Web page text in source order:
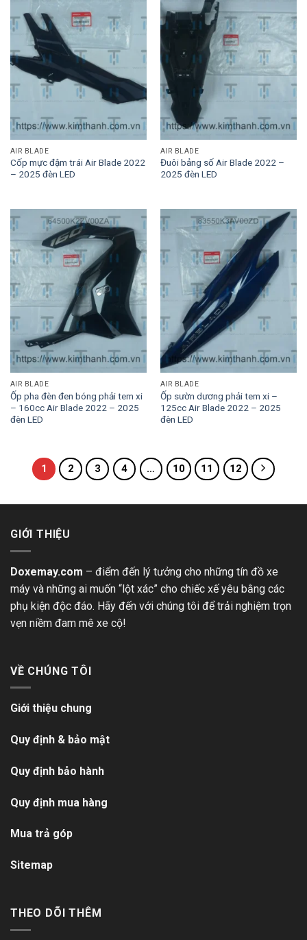
AIR BLADE
Cốp mực đậm trái Air Blade 2022
– 2025 đèn LED
AIR BLADE
Đuôi bảng số Air Blade 2022 –
2025 đèn LED
AIR BLADE
Ốp pha đèn đen bóng phải tem xi
– 160cc Air Blade 2022 – 2025
đèn LED
AIR BLADE
Ốp sườn dương phải tem xi –
125cc Air Blade 2022 – 2025
đèn LED
1 2 3 4 … 10 11 12
GIỚI THIỆU
Doxemay.com – điểm đến lý tưởng cho những tín đồ xe
máy và những ai muốn “lột xác” cho chiếc xế yêu bằng các
phụ kiện độc đáo. Hãy đến với chúng tôi để trải nghiệm trọn
vẹn niềm đam mê xe cộ!
VỀ CHÚNG TÔI
Giới thiệu chung
Quy định & bảo mật
Quy định bảo hành
Quy định mua hàng
Mua trả góp
Sitemap
THEO DÕI THÊM